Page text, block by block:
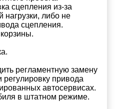
сцепления из-за
нагрузки, либо не
сцепления.
регламентную замену
привода
автосервисах.
в штатном режиме.